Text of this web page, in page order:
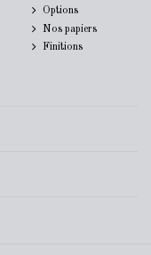
Options
Nos papiers
Finitions